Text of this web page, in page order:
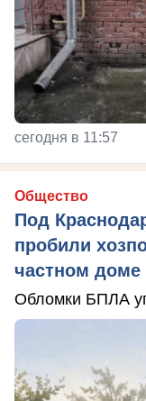
сегодня в 11:57
Общество
Под
пробили
частном доме
Обломки БПЛА